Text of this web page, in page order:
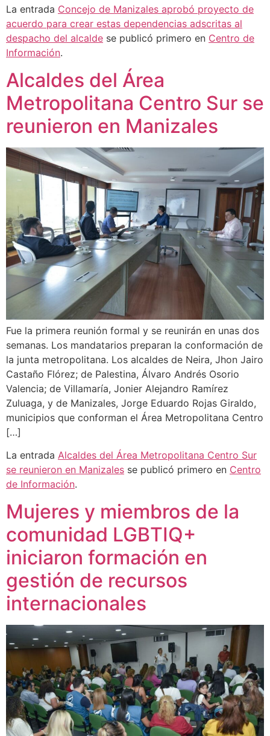
La entrada Concejo de Manizales aprobó proyecto de
acuerdo para crear estas dependencias adscritas al
despacho del alcalde se publicó primero en Centro de
Información.
Alcaldes del Área
Metropolitana Centro Sur se
reunieron en Manizales
Fue la primera reunión formal y se reunirán en unas dos
semanas. Los mandatarios preparan la conformación de
la junta metropolitana. Los alcaldes de Neira, Jhon Jairo
Castaño Flórez; de Palestina, Álvaro Andrés Osorio
Valencia; de Villamaría, Jonier Alejandro Ramírez
Zuluaga, y de Manizales, Jorge Eduardo Rojas Giraldo,
municipios que conforman el Área Metropolitana Centro
[…]
La entrada Alcaldes del Área Metropolitana Centro Sur
se reunieron en Manizales se publicó primero en Centro
de Información.
Mujeres y miembros de la
comunidad LGBTIQ+
iniciaron formación en
gestión de recursos
internacionales